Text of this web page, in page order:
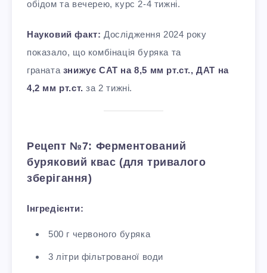
обідом та вечерею, курс 2-4 тижні.
Науковий факт: Дослідження 2024 року
показало, що комбінація буряка та
граната знижує САТ на 8,5 мм рт.ст., ДАТ на
4,2 мм рт.ст. за 2 тижні.
Рецепт №7: Ферментований
буряковий квас (для тривалого
зберігання)
Інгредієнти:
500 г червоного буряка
3 літри фільтрованої води